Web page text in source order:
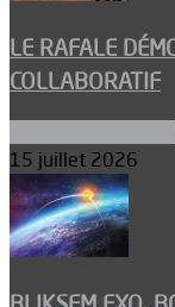
LE RAFALE
COLLABORATIF
15 juillet 2026